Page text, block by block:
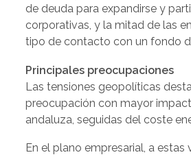
de deuda para expandirse y
corporativas, y la mitad de las
tipo de contacto con un fondo
Principales preocupaciones
Las tensiones geopolíticas
preocupación con mayor
andaluza, seguidas del coste
En el plano empresarial, a estas